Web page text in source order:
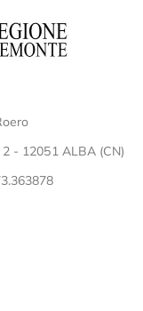
- 12051 ALBA (CN)